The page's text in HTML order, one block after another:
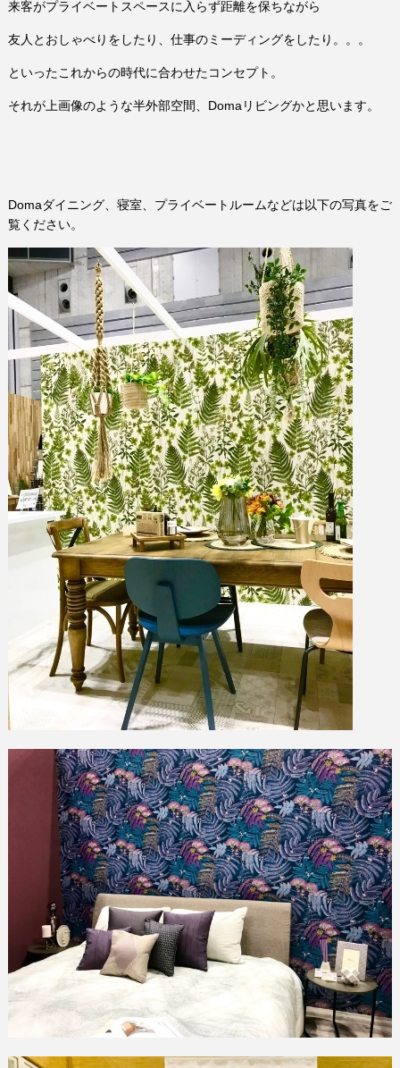
来客がプライベートスペースに入らず距離を保ちながら
友人とおしゃべりをしたり、仕事のミーディングをしたり。。。
といったこれからの時代に合わせたコンセプト。
それが上画像のような半外部空間、Domaリビングかと思います。
Domaダイニング、寝室、プライベートルームなどは以下の写真をご
覧ください。